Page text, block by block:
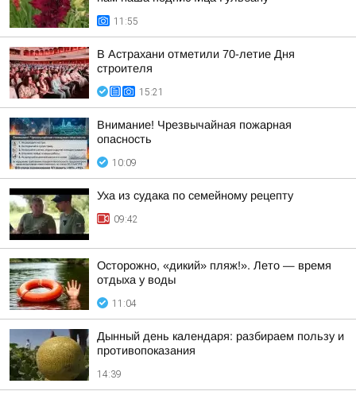
11:55
В Астрахани отметили 70-летие Дня
строителя
15:21
Внимание! Чрезвычайная пожарная
опасность
10:09
Уха из судака по семейному рецепту
09:42
Осторожно, «дикий» пляж!». Лето — время
отдыха у воды
11:04
Дынный день календаря: разбираем пользу и
противопоказания
14:39